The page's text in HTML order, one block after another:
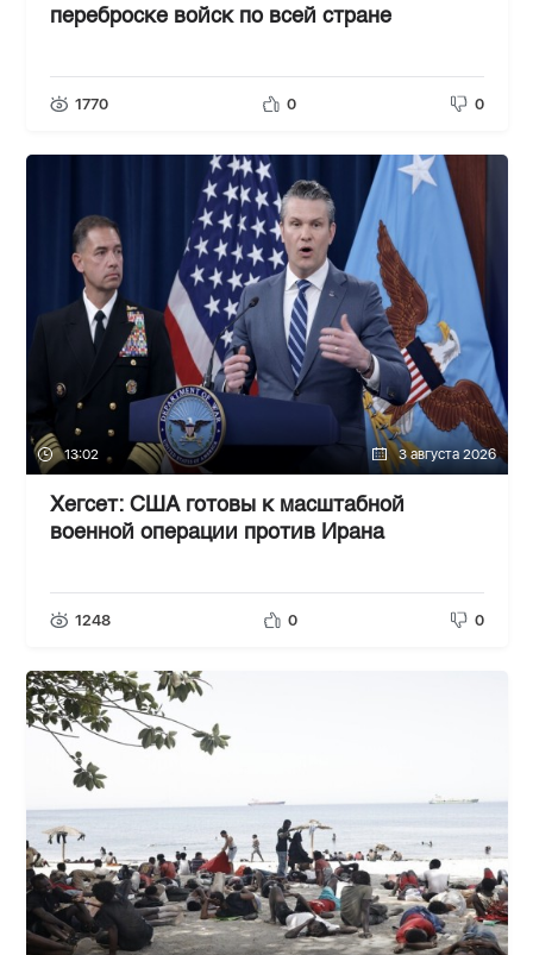
переброске войск по всей стране
1770 0 0
13:02 3 августа 2026
Хегсет: США готовы к масштабной
военной операции против Ирана
1248 0 0